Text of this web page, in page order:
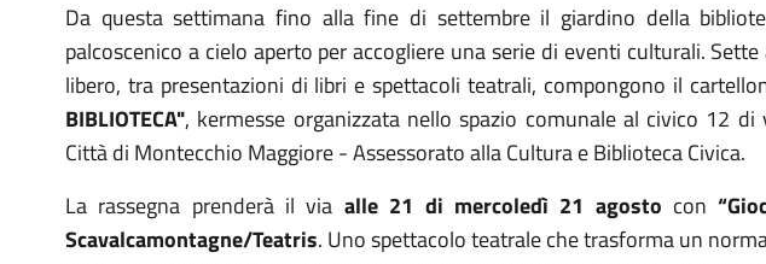
Da questa settimana fino alla fine di settembre il giardino della
palcoscenico a cielo aperto per accogliere una serie di eventi culturali.
libero, tra presentazioni di libri e spettacoli teatrali, compongono il
BIBLIOTECA", kermesse organizzata nello spazio comunale al civico 12
Città di Montecchio Maggiore - Assessorato alla Cultura e Biblioteca Civica.
La rassegna prenderà il via alle 21 di mercoledì 21 agosto con
Scavalcamontagne/Teatris. Uno spettacolo teatrale che trasforma un